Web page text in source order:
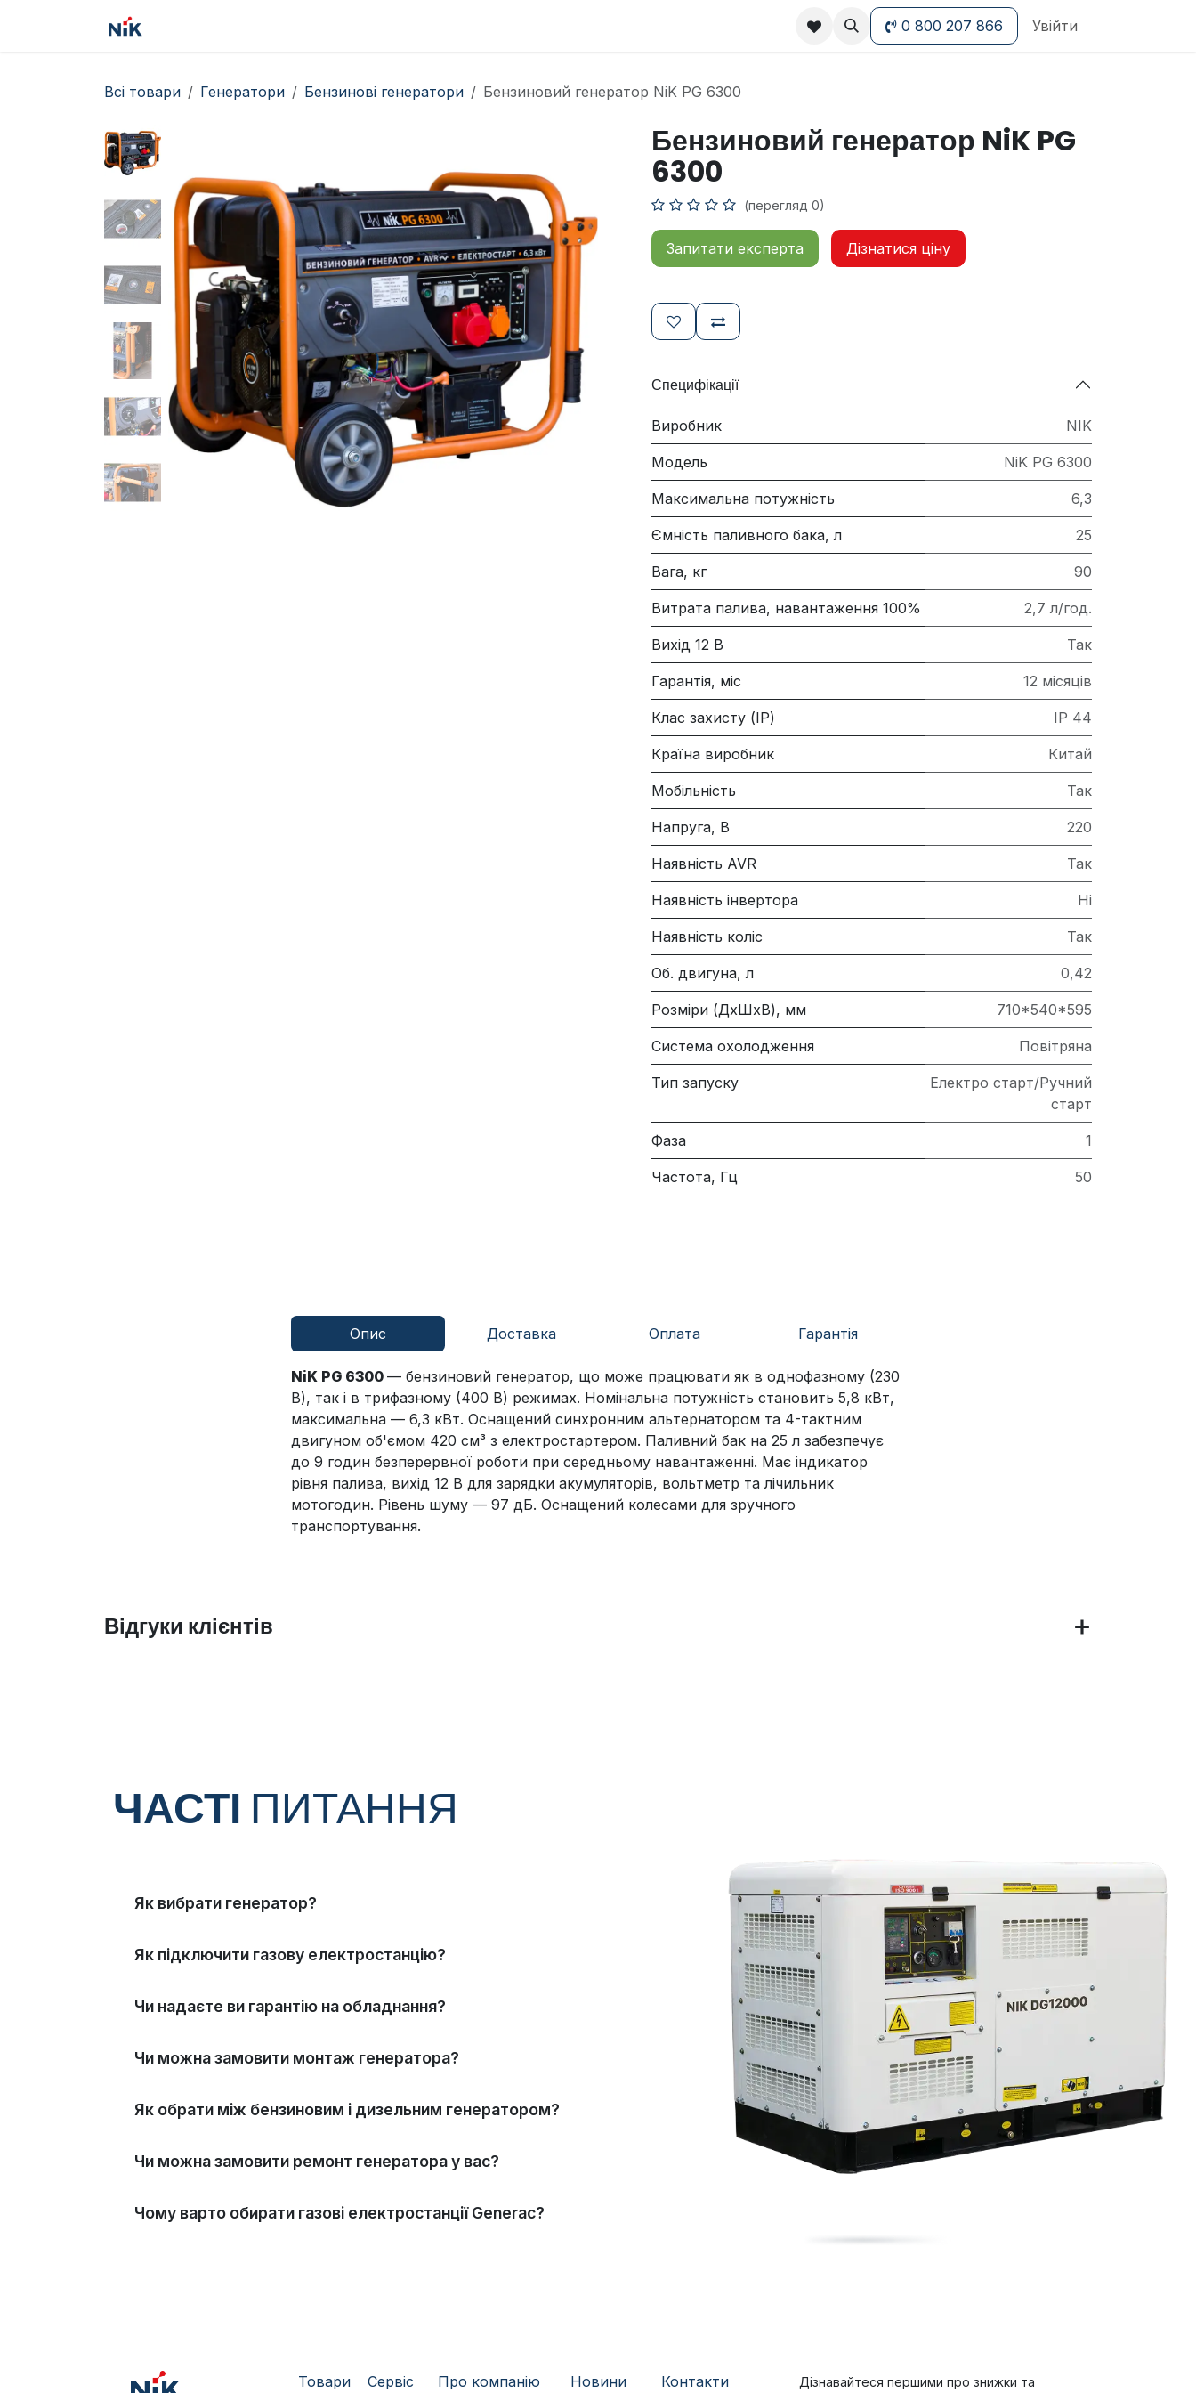
0 800 207 866 Увійти
Всі товари Генератори Бензинові генератори Бензиновий генератор NiK PG 6300
Бензиновий генератор NiK PG
6300
(перегляд 0)
Запитати експерта Дізнатися ціну
Специфікації
Виробник NIK
Модель NiK PG 6300
Максимальна потужність 6,3
Ємність паливного бака, л 25
Вага, кг 90
Витрата палива, навантаження 100% 2,7 л/год.
Вихід 12 В Так
Гарантія, міс 12 місяців
Клас захисту (IP) IP 44
Країна виробник Китай
Мобільність Так
Напруга, В 220
Наявність AVR Так
Наявність інвертора Ні
Наявність коліс Так
Об. двигуна, л 0,42
Розміри (ДхШхВ), мм 710*540*595
Система охолодження Повітряна
Тип запуску
Електро старт/Ручний
старт
Фаза 1
Частота, Гц 50
Опис Доставка Оплата Гарантія
NiK PG 6300 — бензиновий генератор, що може працювати як в однофазному (230
В), так і в трифазному (400 В) режимах. Номінальна потужність становить 5,8 кВт,
максимальна — 6,3 кВт. Оснащений синхронним альтернатором та 4-тактним
двигуном об'ємом 420 см³ з електростартером. Паливний бак на 25 л забезпечує
до 9 годин безперервної роботи при середньому навантаженні. Має індикатор
рівня палива, вихід 12 В для зарядки акумуляторів, вольтметр та лічильник
мотогодин. Рівень шуму — 97 дБ. Оснащений колесами для зручного
транспортування.
Відгуки клієнтів
ЧАСТІ ПИТАННЯ
Як вибрати генератор?
Як підключити газову електростанцію?
Чи надаєте ви гарантію на обладнання?
Чи можна замовити монтаж генератора?
Як обрати між бензиновим і дизельним генератором?
Чи можна замовити ремонт генератора у вас?
Чому варто обирати газові електростанції Generac?
Товари ​Сервіс Про компанію Новини Контакти Дізнавайтеся першими про знижки та